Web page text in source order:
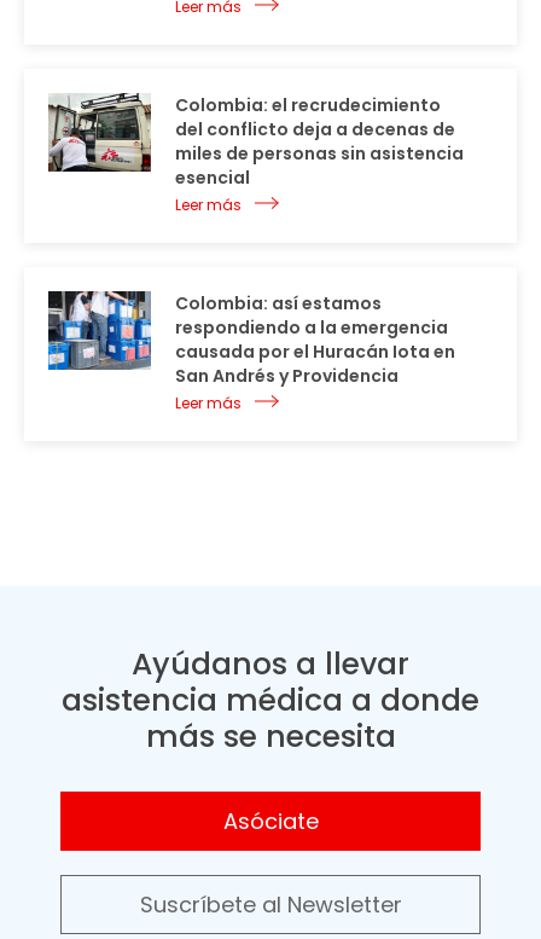
Leer más
Colombia: el recrudecimiento
del conflicto deja a decenas de
miles de personas sin asistencia
esencial
Leer más
Colombia: así estamos
respondiendo a la emergencia
causada por el Huracán Iota en
San Andrés y Providencia
Leer más
Ayúdanos a llevar
asistencia médica a donde
más se necesita
Asóciate
Suscríbete al Newsletter